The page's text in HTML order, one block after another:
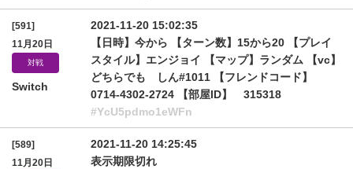
[591]
11月20日
対戦
Switch
2021-11-20 15:02:35
【日時】今から 【ターン数】15から20 【プレイ
スタイル】エンジョイ 【マップ】ランダム 【vc】
どちらでも しん#1011 【フレンドコード】
0714-4302-2724 【部屋ID】 315318
#YcU5pdmo1eWFn
[589]
11月20日
2021-11-20 14:25:45
表示期限切れ